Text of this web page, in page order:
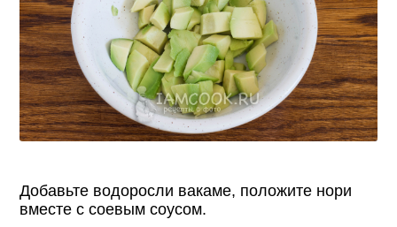
Добавьте водоросли вакаме, положите нори
вместе с соевым соусом.